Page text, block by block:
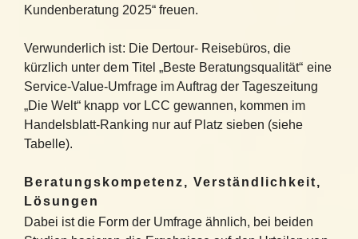
Kundenberatung 2025“ freuen.
Verwunderlich ist: Die Dertour- Reisebüros, die
kürzlich unter dem Titel „Beste Beratungsqualität“ eine
Service-Value-Umfrage im Auftrag der Tageszeitung
„Die Welt“ knapp vor LCC gewannen, kommen im
Handelsblatt-Ranking nur auf Platz sieben (siehe
Tabelle).
Beratungskompetenz, Verständlichkeit,
Lösungen
Dabei ist die Form der Umfrage ähnlich, bei beiden